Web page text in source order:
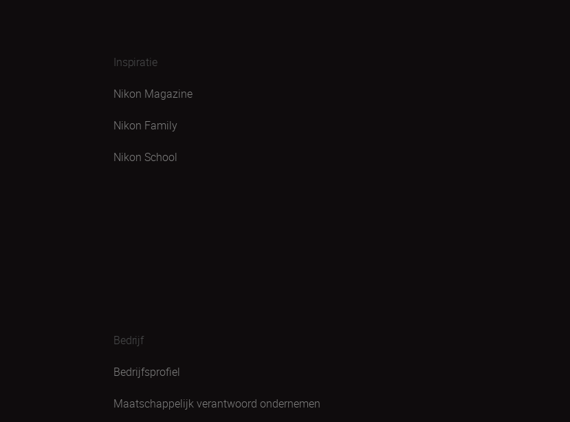
Inspiratie
Nikon Magazine
Nikon Family
Nikon School
Bedrijf
Bedrijfsprofiel
Maatschappelijk verantwoord ondernemen